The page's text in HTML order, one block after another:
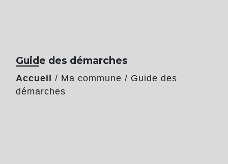
Guide des démarches
Accueil / Ma commune / Guide des
démarches